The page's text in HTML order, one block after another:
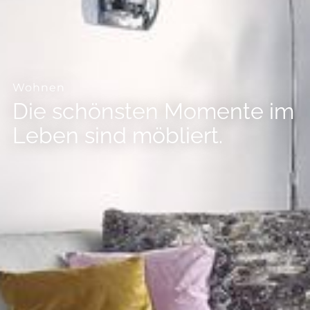
--
Wohnen
Die schönsten Momente im
Leben sind möbliert.